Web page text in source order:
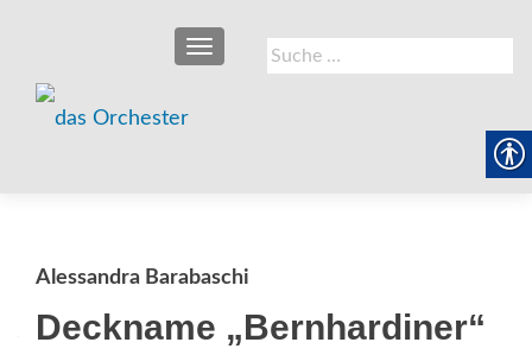
Suche
nach:
SCHALTE NAVIGATION
Alessandra Barabaschi
Deckname „Bernhardiner“